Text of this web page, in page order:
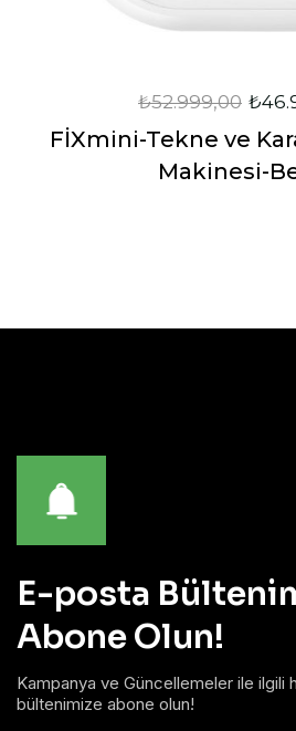
₺52.999,00 ₺
FİXmini-Tekne ve
Makinesi-
E-posta
Abone Olun!
Kampanya ve Güncellemeler ile ilgili
bültenimize abone olun!